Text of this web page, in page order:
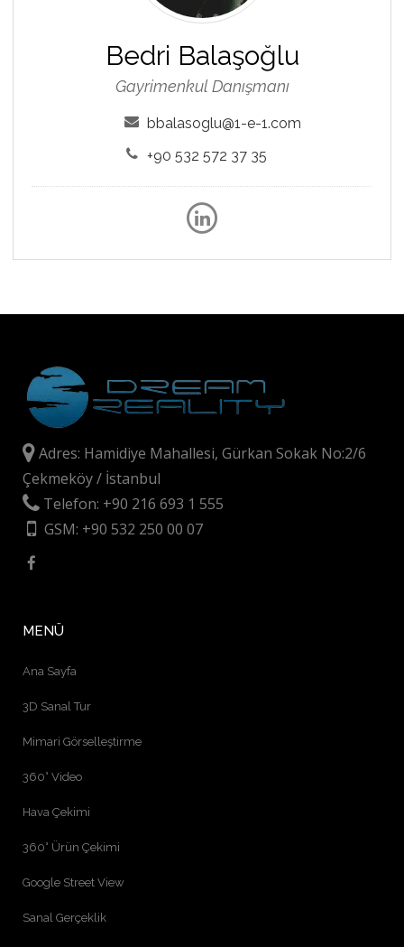
Bedri Balaşoğlu
Gayrimenkul Danışmanı
bbalasoglu@1-e-1.com
+90 532 572 37 35
Adres: Hamidiye Mahallesi, Gürkan Sokak No:2/6
Çekmeköy / İstanbul
Telefon: +90 216 693 1 555
GSM: +90 532 250 00 07
MENÜ
Ana Sayfa
3D Sanal Tur
Mimari Görselleştirme
360° Video
Hava Çekimi
360° Ürün Çekimi
Google Street View
Sanal Gerçeklik